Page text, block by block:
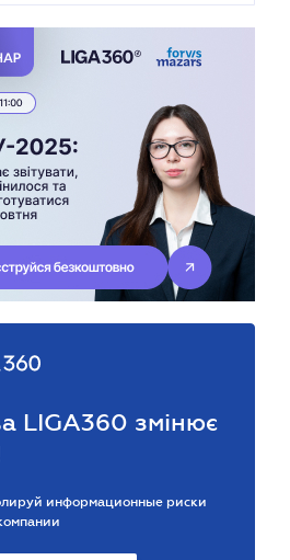
LIGA360 змінює
информационные риски